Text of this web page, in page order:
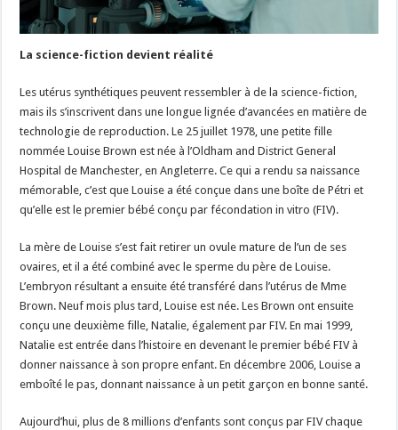
La science-fiction devient réalité
Les utérus synthétiques peuvent ressembler à de la science-fiction,
mais ils s’inscrivent dans une longue lignée d’avancées en matière de
technologie de reproduction. Le 25 juillet 1978, une petite fille
nommée Louise Brown est née à l’Oldham and District General
Hospital de Manchester, en Angleterre. Ce qui a rendu sa naissance
mémorable, c’est que Louise a été conçue dans une boîte de Pétri et
qu’elle est le premier bébé conçu par fécondation in vitro (FIV).
La mère de Louise s’est fait retirer un ovule mature de l’un de ses
ovaires, et il a été combiné avec le sperme du père de Louise.
L’embryon résultant a ensuite été transféré dans l’utérus de Mme
Brown. Neuf mois plus tard, Louise est née. Les Brown ont ensuite
conçu une deuxième fille, Natalie, également par FIV. En mai 1999,
Natalie est entrée dans l’histoire en devenant le premier bébé FIV à
donner naissance à son propre enfant. En décembre 2006, Louise a
emboîté le pas, donnant naissance à un petit garçon en bonne santé.
Aujourd’hui, plus de 8 millions d’enfants sont conçus par FIV chaque